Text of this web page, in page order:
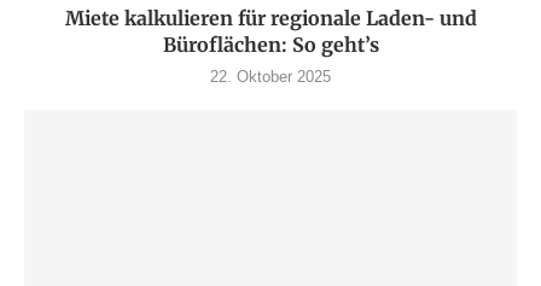
Miete kalkulieren für regionale Laden- und
Büroflächen: So geht’s
22. Oktober 2025